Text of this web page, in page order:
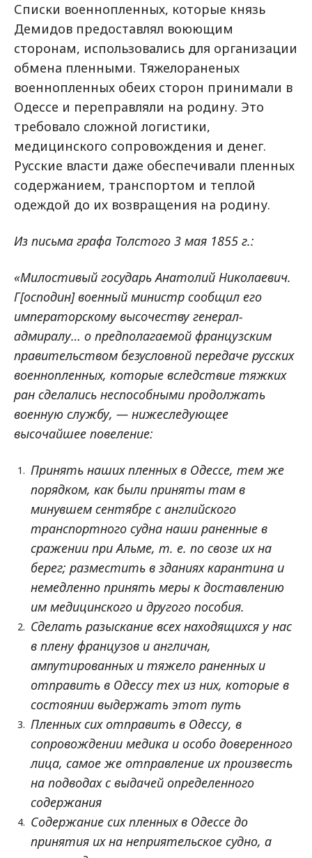
Списки военнопленных, которые князь
Демидов предоставлял воюющим
сторонам, использовались для организации
обмена пленными. Тяжелораненых
военнопленных обеих сторон принимали в
Одессе и переправляли на родину. Это
требовало сложной логистики,
медицинского сопровождения и денег.
Русские власти даже обеспечивали пленных
содержанием, транспортом и теплой
одеждой до их возвращения на родину.
Из письма графа Толстого 3 мая 1855 г.:
«Милостивый государь Анатолий Николаевич.
Г[осподин] военный министр сообщил его
императорскому высочеству генерал-
адмиралу… о предполагаемой французским
правительством безусловной передаче русских
военнопленных, которые вследствие тяжких
ран сделались неспособными продолжать
военную службу, — нижеследующее
высочайшее повеление:
Принять наших пленных в Одессе, тем же
порядком, как были приняты там в
минувшем сентябре с английского
транспортного судна наши раненные в
сражении при Альме, т. е. по свозе их на
берег; разместить в зданиях карантина и
немедленно принять меры к доставлению
им медицинского и другого пособия.
Сделать разыскание всех находящихся у нас
в плену французов и англичан,
ампутированных и тяжело раненных и
отправить в Одессу тех из них, которые в
состоянии выдержать этот путь
Пленных сих отправить в Одессу, в
сопровождении медика и особо доверенного
лица, самое же отправление их произвесть
на подводах с выдачей определенного
содержания
Cодержание сих пленных в Одессе до
принятия их на неприятельское судно, а